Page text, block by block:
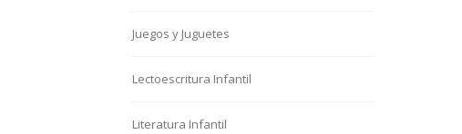
Juegos y Juguetes
Lectoescritura Infantil
Literatura Infantil